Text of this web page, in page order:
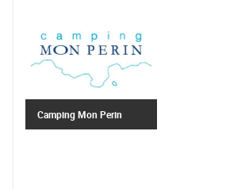
Camping Mon Perin